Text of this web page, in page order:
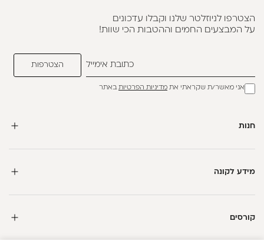
הצטרפו לניוזלטר שלנו וקבלו עדכונים
על המבצעים החמים וההטבות הכי שוות!
אני מאשר/ת שקראתי את מדיניות הפרטיותבאתר
חנות
מידע לקונה
קורסים